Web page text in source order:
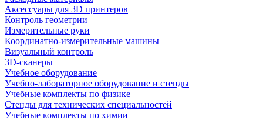
Аксессуары для 3D принтеров
Контроль геометрии
Измерительные руки
Координатно-измерительные машины
Визуальный контроль
3D-сканеры
Учебное оборудование
Учебно-лабораторное оборудование и стенды
Учебные комплекты по физике
Стенды для технических специальностей
Учебные комплекты по химии